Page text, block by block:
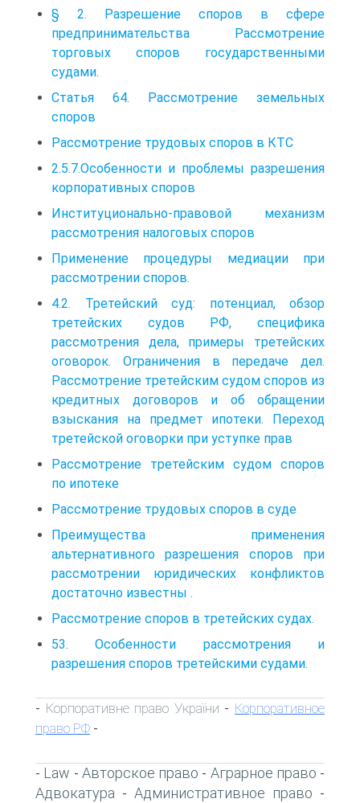
§ 2. Разрешение споров в сфере
предпринимательства Рассмотрение
торговых споров государственными
судами.
Статья 64. Рассмотрение земельных
споров
Рассмотрение трудовых споров в КТС
2.5.7.Особенности и проблемы разрешения
корпоративных споров
Институционально-правовой механизм
рассмотрения налоговых споров
Применение процедуры медиации при
рассмотрении споров.
4.2. Третейский суд: потенциал, обзор
третейских судов РФ, специфика
рассмотрения дела, примеры третейских
оговорок. Ограничения в передаче дел.
Рассмотрение третейским судом споров из
кредитных договоров и об обращении
взыскания на предмет ипотеки. Переход
третейской оговорки при уступке прав
Рассмотрение третейским судом споров
по ипотеке
Рассмотрение трудовых споров в суде
Преимущества применения
альтернативного разрешения споров при
рассмотрении юридических конфликтов
достаточно известны .
Рассмотрение споров в третейских судах.
53. Особенности рассмотрения и
разрешения споров третейскими судами.
- Корпоративне право України - Корпоративное
право РФ -
- Law - Авторское право - Аграрное право -
Адвокатура - Административное право -